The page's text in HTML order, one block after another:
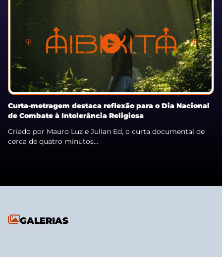
Curta-metragem destaca reflexão para o Dia Nacional
de Combate à Intolerância Religiosa
Criado por Mauro Luz e Julian Ed, o curta documental de
cerca de quatro minutos...
GALERIAS